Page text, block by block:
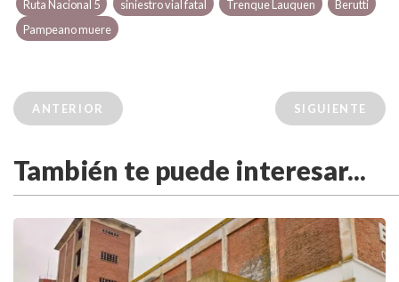
Ruta Nacional 5 siniestro vial fatal Trenque Lauquen
Berutti
Pampeano muere
ANTERIOR SIGUIENTE
También te puede interesar...